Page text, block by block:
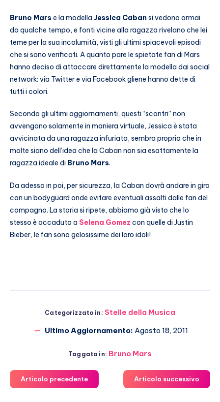
Bruno Mars e la modella Jessica Caban si vedono ormai
da qualche tempo, e fonti vicine alla ragazza rivelano che lei
teme per la sua incolumità, visti gli ultimi spiacevoli episodi
che si sono verificati. A quanto pare le spietate fan di Mars
hanno deciso di attaccare direttamente la modella dai social
network: via Twitter e via Facebook gliene hanno dette di
tutti i colori.
Secondo gli ultimi aggiornamenti, questi “scontri” non
avvengono solamente in maniera virtuale, Jessica è stata
avvicinata da una ragazza infuriata, sembra proprio che in
molte siano dell’idea che la Caban non sia esattamente la
ragazza ideale di Bruno Mars.
Da adesso in poi, per sicurezza, la Caban dovrà andare in giro
con un bodyguard onde evitare eventuali assalti dalle fan del
compagno. La storia si ripete, abbiamo già visto che lo
stesso è accaduto a Selena Gomez con quelle di Justin
Bieber, le fan sono gelosissime dei loro idoli!
Categorizzato in: Stelle della Musica
Ultimo Aggiornamento: Agosto 18, 2011
Taggato in: Bruno Mars
Articolo precedente Articolo successivo